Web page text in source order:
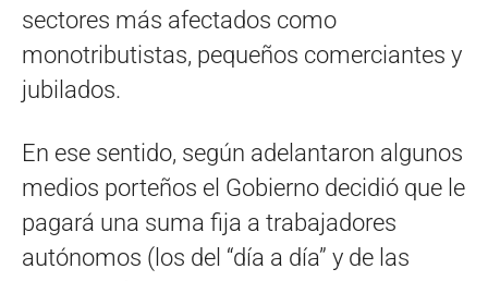
sectores más afectados como
monotributistas, pequeños comerciantes y
jubilados.
En ese sentido, según adelantaron algunos
medios porteños el Gobierno decidió que le
pagará una suma fija a trabajadores
autónomos (los del “día a día” y de las